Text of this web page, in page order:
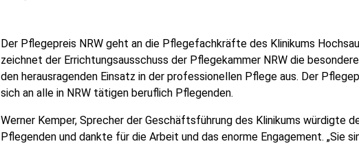
Der Pflegepreis NRW geht an die Pflegefachkräfte des Klinikums
zeichnet der Errichtungsausschuss der Pflegekammer NRW die
den herausragenden Einsatz in der professionellen Pflege aus. Der
sich an alle in NRW tätigen beruflich Pflegenden.
Werner Kemper, Sprecher der Geschäftsführung des Klinikums würdigte
Pflegenden und dankte für die Arbeit und das enorme Engagement. „Sie